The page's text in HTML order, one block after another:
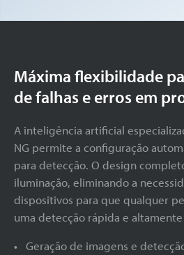
Máxima flexibilidade
de falhas e erros em
A inteligência artificial
NG permite a configuração
para detecção. O design
iluminação, eliminando a
dispositivos para que qualquer
uma detecção rápida e
Geração de imagens e